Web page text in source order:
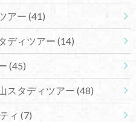
アー (41)
ディツアー (14)
(45)
スタディツアー (48)
ィ (7)